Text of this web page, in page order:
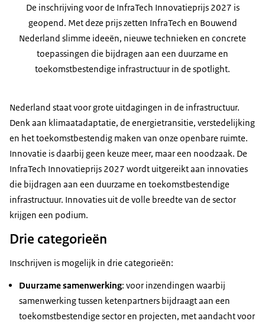
De inschrijving voor de InfraTech Innovatieprijs 2027 is
geopend. Met deze prijs zetten InfraTech en Bouwend
Nederland slimme ideeën, nieuwe technieken en concrete
toepassingen die bijdragen aan een duurzame en
toekomstbestendige infrastructuur in de spotlight.
Nederland staat voor grote uitdagingen in de infrastructuur.
Denk aan klimaatadaptatie, de energietransitie, verstedelijking
en het toekomstbestendig maken van onze openbare ruimte.
Innovatie is daarbij geen keuze meer, maar een noodzaak. De
InfraTech Innovatieprijs 2027 wordt uitgereikt aan innovaties
die bijdragen aan een duurzame en toekomstbestendige
infrastructuur. Innovaties uit de volle breedte van de sector
krijgen een podium.
Drie categorieën
Inschrijven is mogelijk in drie categorieën:
Duurzame samenwerking: voor inzendingen waarbij
samenwerking tussen ketenpartners bijdraagt aan een
toekomstbestendige sector en projecten, met aandacht voor